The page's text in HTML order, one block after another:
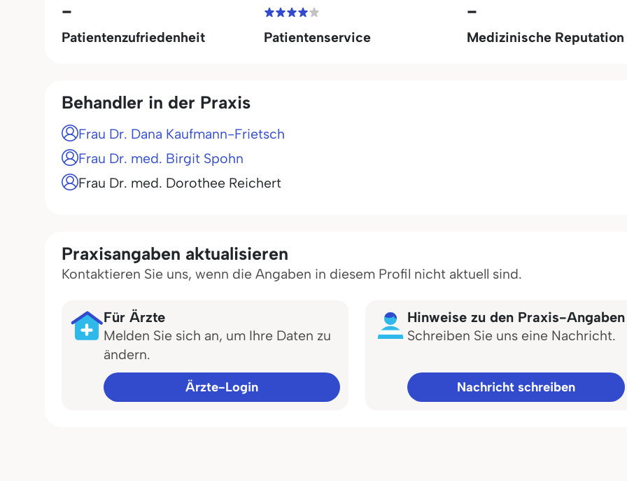
-
Patientenzufriedenheit Patientenservice
-
Medizinische Reputation
Behandler in der Praxis
Frau Dr. Dana Kaufmann-Frietsch
Frau Dr. med. Birgit Spohn
Frau Dr. med. Dorothee Reichert
Praxisangaben aktualisieren
Kontaktieren Sie uns, wenn die Angaben in diesem Profil nicht aktuell sind.
Für Ärzte
Melden Sie sich an, um Ihre Daten zu
ändern.
Ärzte-Login
Hinweise zu den Praxis-Angaben
Schreiben Sie uns eine Nachricht.
Nachricht schreiben